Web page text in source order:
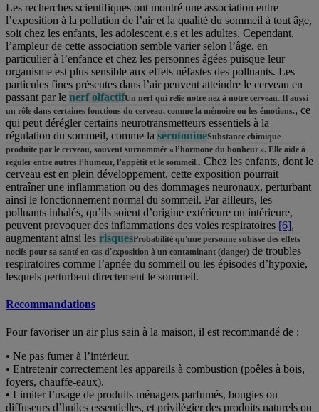
Les recherches scientifiques ont montré une association entre
l’exposition à la pollution de l’air et la qualité du sommeil à tout âge,
soit chez les enfants, les adolescent.e.s et les adultes. Cependant,
l’ampleur de cette association semble varier selon l’âge, en
particulier à l’enfance et chez les personnes âgées puisque leur
organisme est plus sensible aux effets néfastes des polluants. Les
particules fines présentes dans l’air peuvent atteindre le cerveau en
passant par le nerf olfactifUn nerf qui relie notre nez à notre cerveau. Il aussi
un rôle dans certaines fonctions du cerveau, comme la mémoire ou les émotions., ce
qui peut dérégler certains neurotransmetteurs essentiels à la
régulation du sommeil, comme la sérotonineSubstance chimique
produite par le cerveau, souvent surnommée « l’hormone du bonheur ». Elle aide à
réguler entre autres l’humeur, l’appétit et le sommeil.. Chez les enfants, dont le
cerveau est en plein développement, cette exposition pourrait
entraîner une inflammation ou des dommages neuronaux, perturbant
ainsi le fonctionnement normal du sommeil. Par ailleurs, les
polluants inhalés, qu’ils soient d’origine extérieure ou intérieure,
peuvent provoquer des inflammations des voies respiratoires [6],
augmentant ainsi les risquesProbabilité qu'une personne subisse des effets
nocifs pour sa santé en cas d'exposition à un contaminant (danger) de troubles
respiratoires comme l’apnée du sommeil ou les épisodes d’hypoxie,
lesquels perturbent directement le sommeil.
Recommandations
Pour favoriser un air plus sain à la maison, il est recommandé de :
• Ne pas fumer à l’intérieur.
• Entretenir correctement les appareils à combustion (poêles à bois,
foyers, chauffe-eaux).
• Limiter l’usage de produits ménagers parfumés, bougies ou
diffuseurs d’huiles essentielles, et privilégier des produits naturels ou